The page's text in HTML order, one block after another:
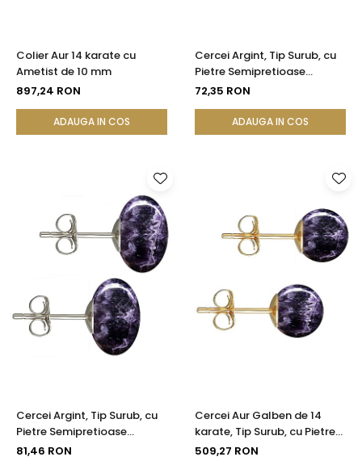
Colier Aur 14 karate cu
Ametist de 10 mm
897,24 RON
ADAUGA IN COS
Cercei Argint, Tip Surub, cu
Pietre Semipretioase
Naturale de Ametist de 8
72,35 RON
ADAUGA IN COS
Cercei Argint, Tip Surub, cu
Pietre Semipretioase
Naturale de Ametist de 12
81,46 RON
Cercei Aur Galben de 14
karate, Tip Surub, cu Pietre
Semipretioase Naturale de
509,27 RON